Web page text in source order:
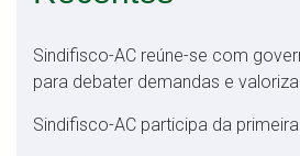
Sindifisco-AC reúne-se com
para debater demandas e
Sindifisco-AC participa da